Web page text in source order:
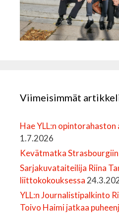
Viimeisimmät
Hae YLL:n opintorahaston
1.7.2026
Kevätmatka Strasbourgiin
Sarjakuvataiteilija Riina
liittokokouksessa
YLL:n Journalistipalkinto
Toivo Haimi jatkaa